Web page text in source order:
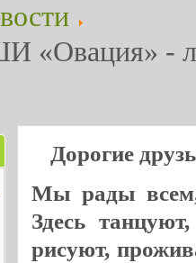
-
Дорогие
Мы рады всем,
Здесь
рисуют,